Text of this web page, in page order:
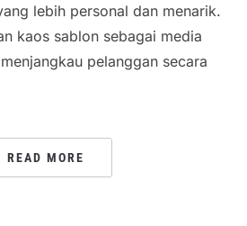
lebih personal dan menarik.
kaos sablon sebagai media
pelanggan secara
READ MORE